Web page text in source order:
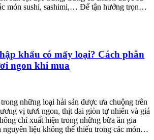
món sushi, sashimi,… Để tận hưởng trọn…
khẩu có mấy loại? Cách phân
ngon khi mua
những loại hải sản được ưa chuộng trên
vị tươi ngon, thịt dai giòn tự nhiên và giá
chỉ xuất hiện trong những bữa ăn gia
nguyên liệu không thể thiếu trong các món…